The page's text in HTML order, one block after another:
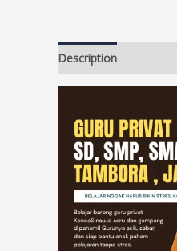
Description